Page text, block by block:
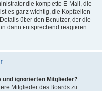
die komplette E-Mail, die
es ganz wichtig, die Kopfzeilen
über den Benutzer, der die
dann entsprechend reagieren.
und ignorierten Mitglieder?
Mitglieder des Boards zu